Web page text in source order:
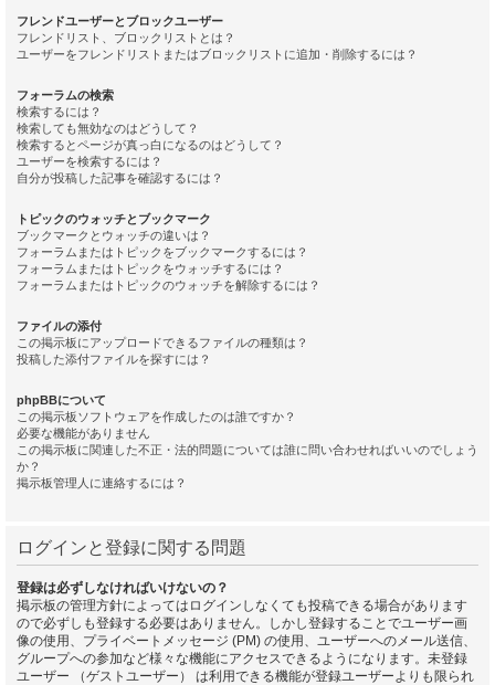
フレンドユーザーとブロックユーザー
フレンドリスト、ブロックリストとは？
ユーザーをフレンドリストまたはブロックリストに追加・削除するには？
フォーラムの検索
検索するには？
検索しても無効なのはどうして？
検索するとページが真っ白になるのはどうして？
ユーザーを検索するには？
自分が投稿した記事を確認するには？
トピックのウォッチとブックマーク
ブックマークとウォッチの違いは？
フォーラムまたはトピックをブックマークするには？
フォーラムまたはトピックをウォッチするには？
フォーラムまたはトピックのウォッチを解除するには？
ファイルの添付
この掲示板にアップロードできるファイルの種類は？
投稿した添付ファイルを探すには？
phpBBについて
この掲示板ソフトウェアを作成したのは誰ですか？
必要な機能がありません
この掲示板に関連した不正・法的問題については誰に問い合わせればいいのでしょう
か？
掲示板管理人に連絡するには？
ログインと登録に関する問題
登録は必ずしなければいけないの？
掲示板の管理方針によってはログインしなくても投稿できる場合があります
ので必ずしも登録する必要はありません。しかし登録することでユーザー画
像の使用、プライベートメッセージ (PM) の使用、ユーザーへのメール送信、
グループへの参加など様々な機能にアクセスできるようになります。未登録
ユーザー （ゲストユーザー） は利用できる機能が登録ユーザーよりも限られ